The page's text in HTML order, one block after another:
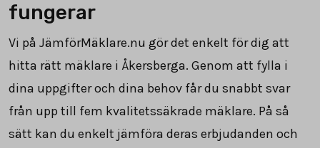
fungerar
Vi på JämförMäklare.nu gör det enkelt för dig att
hitta rätt mäklare i Åkersberga. Genom att fylla i
dina uppgifter och dina behov får du snabbt svar
från upp till fem kvalitetssäkrade mäklare. På så
sätt kan du enkelt jämföra deras erbjudanden och